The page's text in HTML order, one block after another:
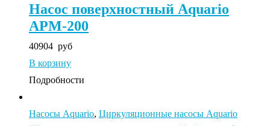
Насос поверхностный Aquario
APM-200
40904 руб
В корзину
Подробности
Насосы Aquario, Циркуляционные насосы Aquario